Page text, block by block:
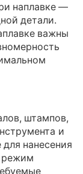
наплавке —
детали.
важны
штампов,
и
нанесения
режим